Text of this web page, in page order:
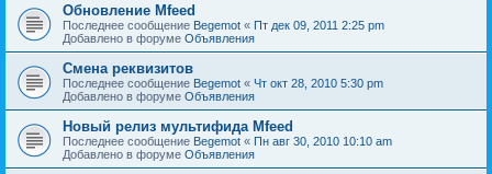
Обновление Mfeed
Последнее сообщение Begemot « Пт дек 09, 2011 2:25 pm
Добавлено в форуме Объявления
Смена реквизитов
Последнее сообщение Begemot « Чт окт 28, 2010 5:30 pm
Добавлено в форуме Объявления
Новый релиз мультифида Mfeed
Последнее сообщение Begemot « Пн авг 30, 2010 10:10 am
Добавлено в форуме Объявления